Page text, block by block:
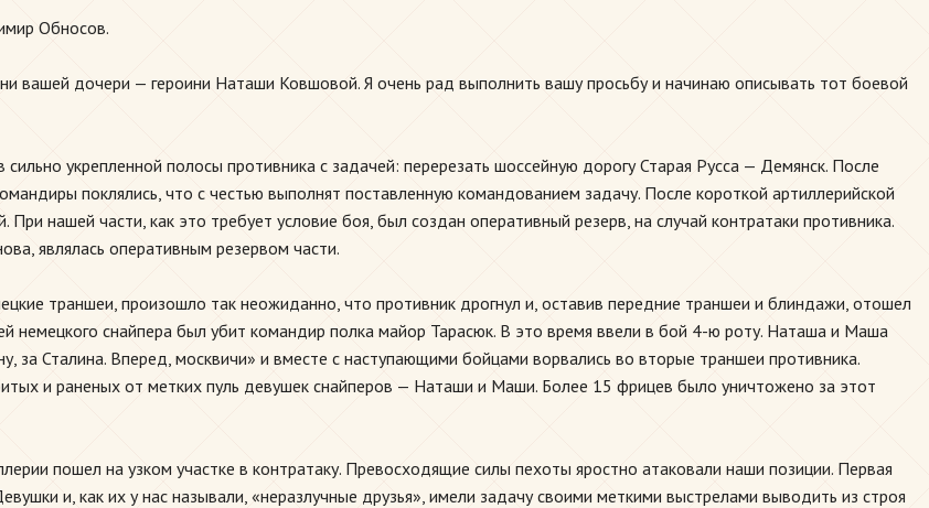
Обносов.
вашей дочери — героини Наташи Ковшовой. Я очень рад выполнить вашу просьбу и начинаю описывать тот боевой
укрепленной полосы противника с задачей: перерезать шоссейную дорогу Старая Русса — Демянск. После
поклялись, что с честью выполнят поставленную командованием задачу. После короткой артиллерийской
нашей части, как это требует условие боя, был создан оперативный резерв, на случай контратаки противника.
являлась оперативным резервом части.
траншеи, произошло так неожиданно, что противник дрогнул и, оставив передние траншеи и блиндажи, отошел
немецкого снайпера был убит командир полка майор Тарасюк. В это время ввели в бой 4-ю роту. Наташа и Маша
за Сталина. Вперед, москвичи» и вместе с наступающими бойцами ворвались во вторые траншеи противника.
и раненых от метких пуль девушек снайперов — Наташи и Маши. Более 15 фрицев было уничтожено за этот
пошел на узком участке в контратаку. Превосходящие силы пехоты яростно атаковали наши позиции. Первая
и, как их у нас называли, «неразлучные друзья», имели задачу своими меткими выстрелами выводить из строя